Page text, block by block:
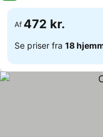
Af 472 kr.
Se priser fra 18